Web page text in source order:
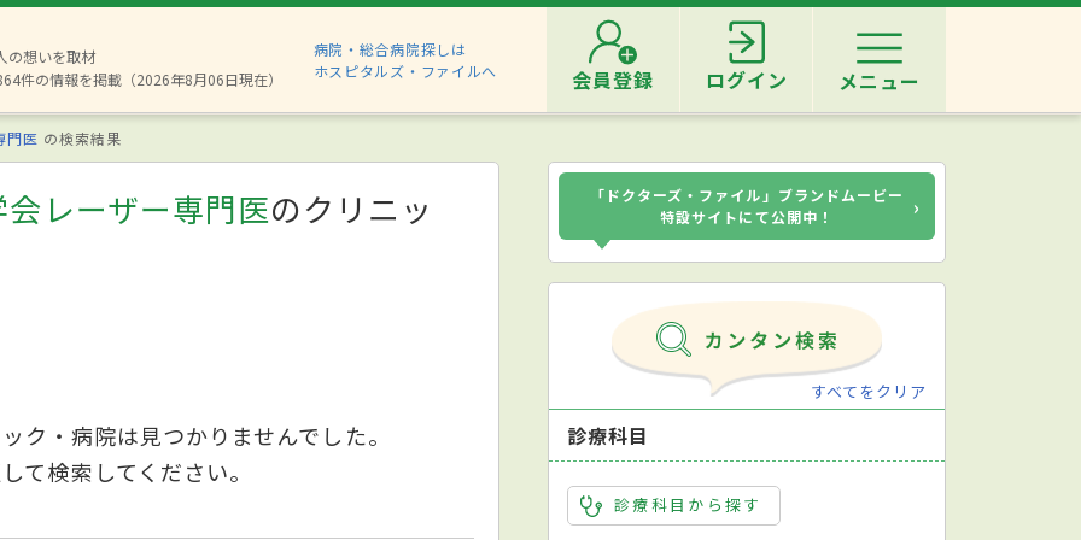
の想いを取材
件の情報を掲載（2026年8月06日現在）
病院・総合病院探しは
ホスピタルズ・ファイルへ
会員登録 ログイン メニュー
門医 の検索結果
レーザー専門医のクリニッ
ク・病院は見つかりませんでした。
て検索してください。
「ドクターズ・ファイル」ブランドムービー
特設サイトにて公開中！
›
すべてをクリア
診療科目
診療科目から探す